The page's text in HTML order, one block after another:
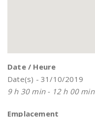
Date / Heure
Date(s) - 31/10/2019
9 h 30 min - 12 h 00 min
Emplacement